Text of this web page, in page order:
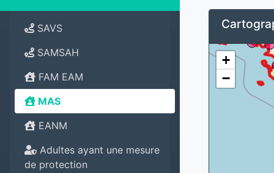
SAVS
SAMSAH
FAM EAM
MAS
EANM
Adultes ayant une mesure
de protection
+
−